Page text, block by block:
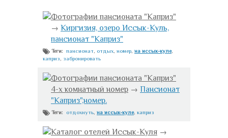
Фотографии пансионата "Каприз"
→ Киргизия, озеро Иссык-Куль,
пансионат "Каприз"
Теги: пансионат отдых номер на иссык-куле,
каприз
забронировать
Фотографии пансионата "Каприз"
4-х комнатный номер → Пансионат
"Каприз",номер.
Теги: отдохнуть на иссык-куле, каприз
Каталог отелей Иссык-Куля →